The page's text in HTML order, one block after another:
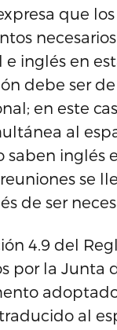
que
inglés en
debe ser
en este
al
inglés
se
de ser
4.9 del
por la Junta
al